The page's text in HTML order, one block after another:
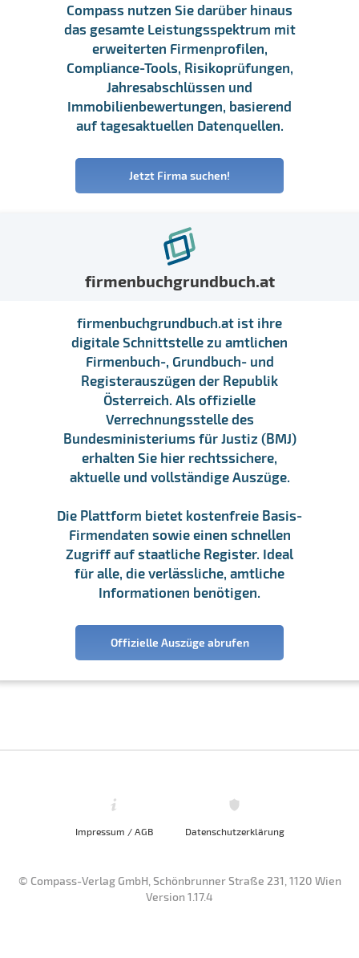
Compass nutzen Sie darüber hinaus
das gesamte Leistungsspektrum mit
erweiterten Firmenprofilen,
Compliance-Tools, Risikoprüfungen,
Jahresabschlüssen und
Immobilienbewertungen, basierend
auf tagesaktuellen Datenquellen.
Jetzt Firma suchen!
firmenbuchgrundbuch.at
firmenbuchgrundbuch.at ist ihre
digitale Schnittstelle zu amtlichen
Firmenbuch-, Grundbuch- und
Registerauszügen der Republik
Österreich. Als offizielle
Verrechnungsstelle des
Bundesministeriums für Justiz (BMJ)
erhalten Sie hier rechtssichere,
aktuelle und vollständige Auszüge.
Die Plattform bietet kostenfreie Basis-
Firmendaten sowie einen schnellen
Zugriff auf staatliche Register. Ideal
für alle, die verlässliche, amtliche
Informationen benötigen.
Offizielle Auszüge abrufen
Impressum / AGB Datenschutzerklärung
© Compass-Verlag GmbH, Schönbrunner Straße 231, 1120 Wien
Version 1.17.4